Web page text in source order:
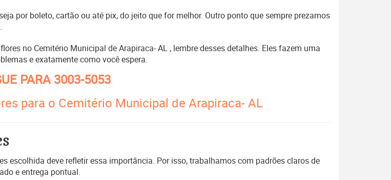
por boleto, cartão ou até pix, do jeito que for melhor. Outro ponto que sempre prezamos
no Cemitério Municipal de Arapiraca- AL , lembre desses detalhes. Eles fazem uma
e exatamente como você espera.
PARA3003-5053
para o Cemitério Municipal de Arapiraca- AL
escolhida deve refletir essa importância. Por isso, trabalhamos com padrões claros de
e entrega pontual.